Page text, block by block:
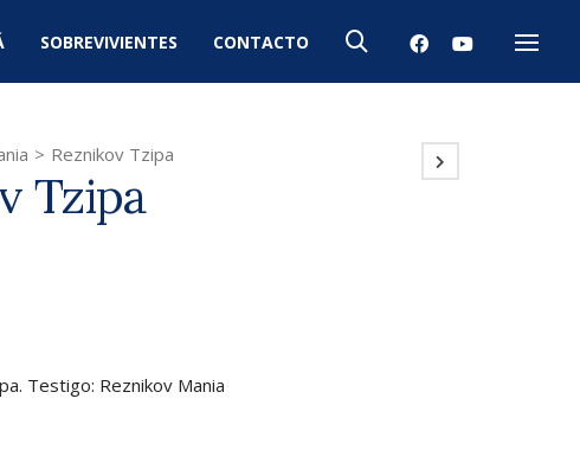
SOBREVIVIENTES CONTACTO
Menú
> Reznikov Tzipa
Tzipa
Testigo: Reznikov Mania